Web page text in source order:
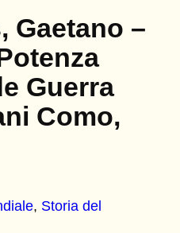
Gaetano –
Guerra
Como,
, Storia del